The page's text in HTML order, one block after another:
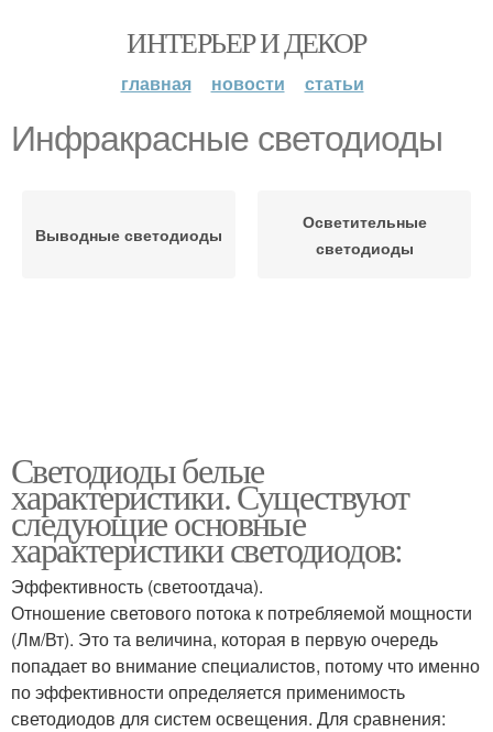
ИНТЕРЬЕР И ДЕКОР
главная новости статьи
Инфракрасные светодиоды
Выводные светодиоды
Осветительные
светодиоды
Светодиоды белые
характеристики. Существуют
следующие основные
характеристики светодиодов:
Эффективность (светоотдача).
Отношение светового потока к потребляемой мощности
(Лм/Вт). Это та величина, которая в первую очередь
попадает во внимание специалистов, потому что именно
по эффективности определяется применимость
светодиодов для систем освещения. Для сравнения: